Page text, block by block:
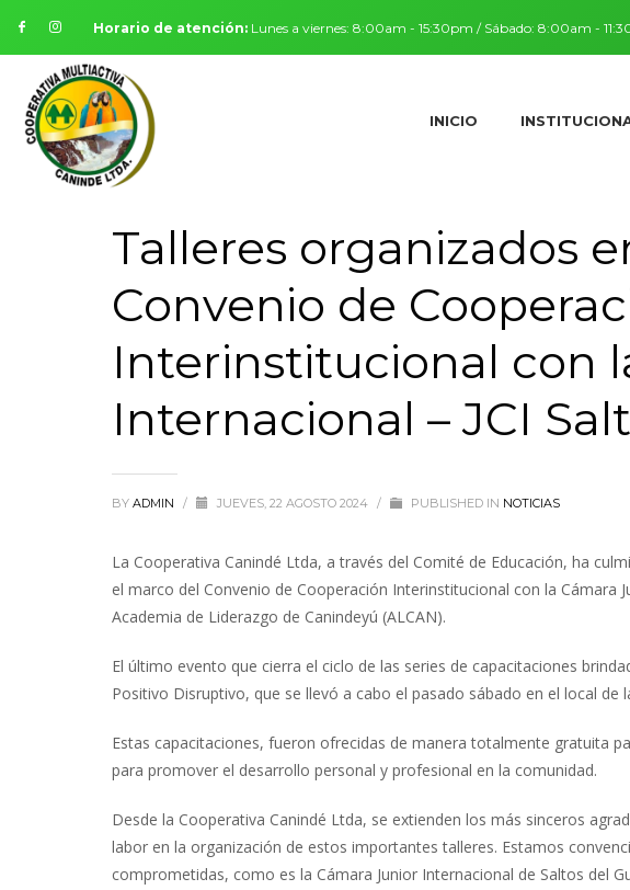
Horario de atención: Lunes a viernes: 8:00am - 15:30pm / Sábado: 8:00am -
INICIO
Talleres organizados
Convenio de
Interinstitucional con
Internacional – JCI
BY ADMIN / JUEVES, 22 AGOSTO 2024 / PUBLISHED IN NOTICIAS
La Cooperativa Canindé Ltda, a través del Comité de Educación, ha
el marco del Convenio de Cooperación Interinstitucional con la Cámara
Academia de Liderazgo de Canindeyú (ALCAN).
El último evento que cierra el ciclo de las series de capacitaciones
Positivo Disruptivo, que se llevó a cabo el pasado sábado en el local de
Estas capacitaciones, fueron ofrecidas de manera totalmente gratuita
para promover el desarrollo personal y profesional en la comunidad.
Desde la Cooperativa Canindé Ltda, se extienden los más sinceros
labor en la organización de estos importantes talleres. Estamos
comprometidas, como es la Cámara Junior Internacional de Saltos del